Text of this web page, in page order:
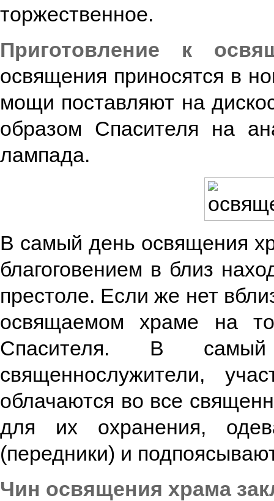
торжественное.
Приготовление к
освящения приносятся в
мощи поставляют на
образом Спасителя на
лампада.
В самый день освящения
благоговением в близ
престоле. Если же нет
освящаемом храме на
Спасителя. В
священнослужители,
облачаются во все
для их охранения,
(передники) и
Чин освящения храма